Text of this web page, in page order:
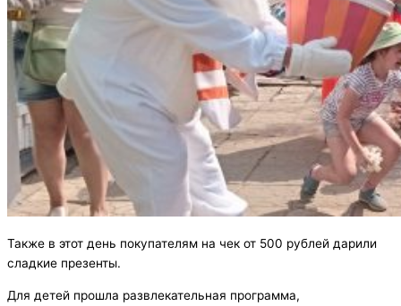
Также в этот день покупателям на чек от 500 рублей дарили
сладкие презенты.
Для детей прошла развлекательная программа,